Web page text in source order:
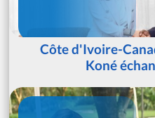
Côte d'Ivoire-
Koné